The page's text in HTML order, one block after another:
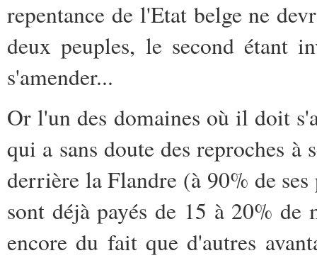
repentance de l'Etat belge ne
deux peuples, le second étant
s'amender...
Or l'un des domaines où il doit
qui a sans doute des reproches
derrière la Flandre (à 90% de
sont déjà payés de 15 à 20%
encore du fait que d'autres